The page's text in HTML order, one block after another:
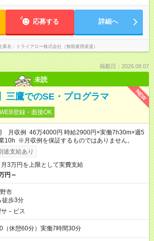
応募する 詳細へ
業名 トライアロー株式会社（無期雇用派遣）
掲載日：2026.08.07
未読
NEW
三鷹でのSE・プログラマ
WEB登録・面接OK
月収例 46万4000円 時給2900円×実働7h30m×週5
10h ※月収例を保証するものではありません。
途支給あり
月3万円を上限として実費支給
円～
市
徒歩3分
－ビス
（休憩60分）実働7時間30分